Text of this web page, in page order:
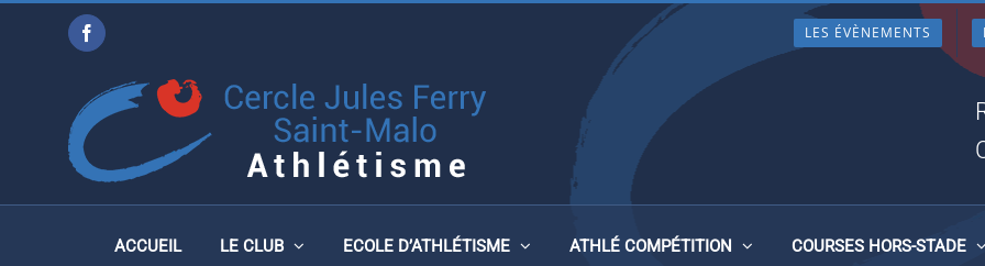
Facebook LES ÉVÈNEMENTS
ACCUEIL LE CLUB ECOLE D’ATHLÉTISME ATHLÉ COMPÉTITION COURSES HORS-STADE
IMG_4068